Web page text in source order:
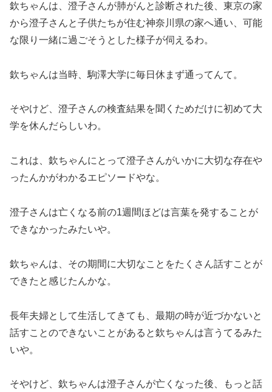
欽ちゃんは、澄子さんが肺がんと診断された後、東京の家
から澄子さんと子供たちが住む神奈川県の家へ通い、可能
な限り一緒に過ごそうとした様子が伺えるわ。
欽ちゃんは当時、駒澤大学に毎日休まず通ってんて。
そやけど、澄子さんの検査結果を聞くためだけに初めて大
学を休んだらしいわ。
これは、欽ちゃんにとって澄子さんがいかに大切な存在や
ったんかがわかるエピソードやな。
澄子さんは亡くなる前の1週間ほどは言葉を発することが
できなかったみたいや。
欽ちゃんは、その期間に大切なことをたくさん話すことが
できたと感じたんかな。
長年夫婦として生活してきても、最期の時が近づかないと
話すことのできないことがあると欽ちゃんは言うてるみた
いや。
そやけど、欽ちゃんは澄子さんが亡くなった後、もっと話